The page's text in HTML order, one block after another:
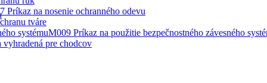
Príkaz na nosenie ochranného odevu
tváre
M009 Príkaz na použitie bezpečnostného závesného
vyhradená pre chodcov